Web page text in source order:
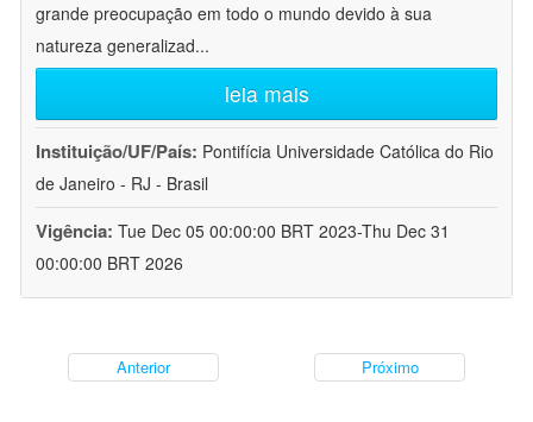
grande preocupação em todo o mundo devido à sua
natureza generalizad...
leia mais
Instituição/UF/País: Pontifícia Universidade Católica do Rio
de Janeiro - RJ - Brasil
Vigência: Tue Dec 05 00:00:00 BRT 2023-Thu Dec 31
00:00:00 BRT 2026
Anterior Próximo